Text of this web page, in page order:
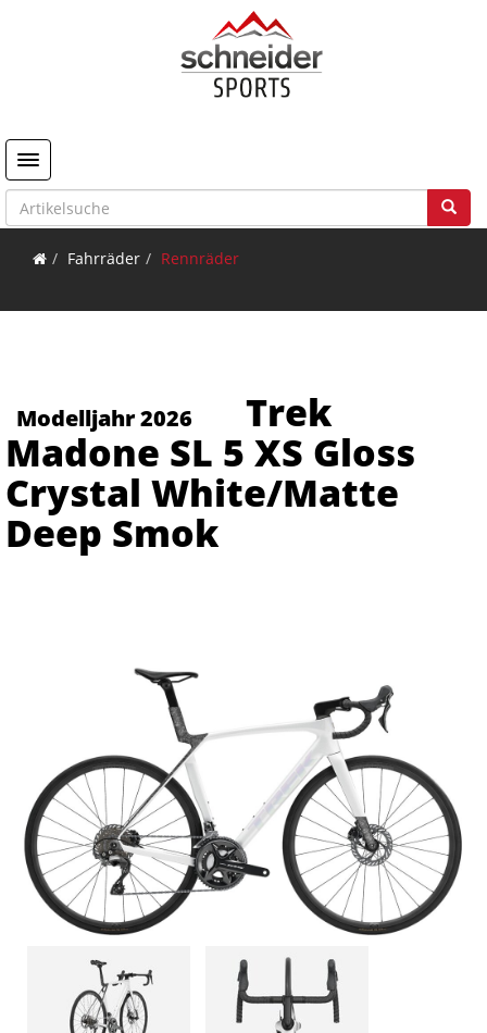
Toggle navigation
Fahrräder Rennräder
Modelljahr 2026
Trek
Madone SL 5 XS Gloss
Crystal White/Matte
Deep Smok